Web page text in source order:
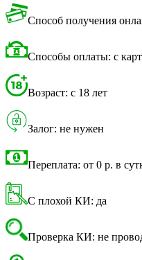
Способ получения
Способы оплаты: с
Возраст: с 18 лет
Залог: не нужен
Переплата: от 0 р. в
С плохой КИ: да
Проверка КИ: не